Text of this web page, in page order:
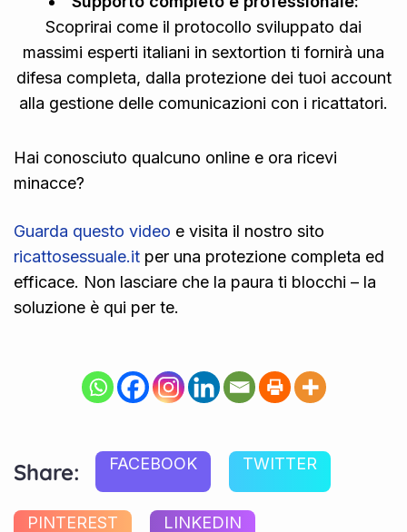
Scoprirai come il protocollo sviluppato dai
massimi esperti italiani in sextortion ti fornirà una
difesa completa, dalla protezione dei tuoi account
alla gestione delle comunicazioni con i ricattatori.
Hai conosciuto qualcuno online e ora ricevi
minacce?
Guarda questo video e visita il nostro sito
ricattosessuale.it per una protezione completa ed
efficace. Non lasciare che la paura ti blocchi – la
soluzione è qui per te.
Share: FACEBOOK TWITTER
PINTEREST LINKEDIN